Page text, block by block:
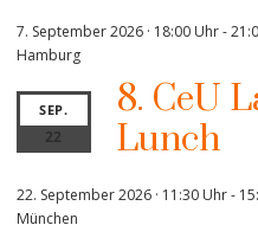
7. September 2026 · 18:00 Uhr-
Hamburg
SEP.
22
8. CeU
Lunch
22. September 2026 · 11:30 Uhr-
München